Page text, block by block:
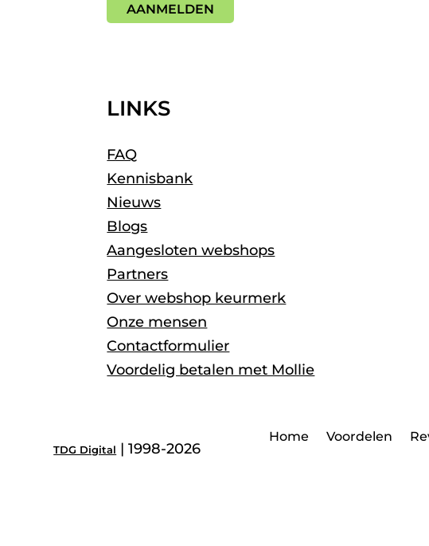
AANMELDEN
LINKS
FAQ
Kennisbank
Nieuws
Blogs
Aangesloten webshops
Partners
Over webshop keurmerk
Onze mensen
Contactformulier
Voordelig betalen met Mollie
TDG Digital | 1998-2026
Home Voordelen